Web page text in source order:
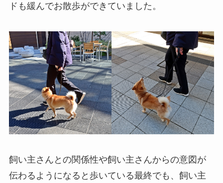
ドも緩んでお散歩ができていました。
飼い主さんとの関係性や飼い主さんからの意図が
伝わるようになると歩いている最終でも、飼い主